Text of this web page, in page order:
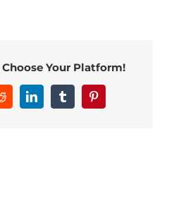
Your Platform!
RedditLinkedInTumblr